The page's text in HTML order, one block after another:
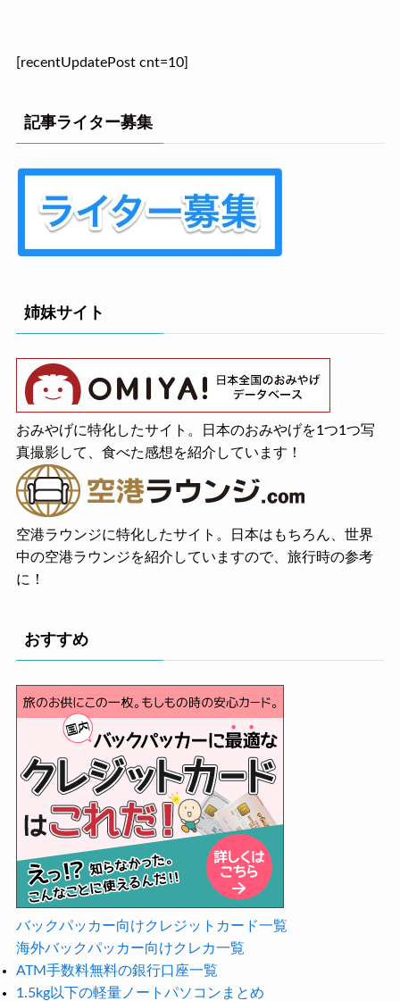
[recentUpdatePost cnt=10]
記事ライター募集
姉妹サイト
おみやげに特化したサイト。日本のおみやげを1つ1つ写
真撮影して、食べた感想を紹介しています！
空港ラウンジに特化したサイト。日本はもちろん、世界
中の空港ラウンジを紹介していますので、旅行時の参考
に！
おすすめ
バックパッカー向けクレジットカード一覧
海外バックパッカー向けクレカ一覧
ATM手数料無料の銀行口座一覧
1.5kg以下の軽量ノートパソコンまとめ